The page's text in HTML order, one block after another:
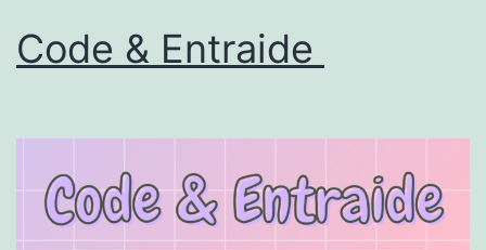
Code & Entraide